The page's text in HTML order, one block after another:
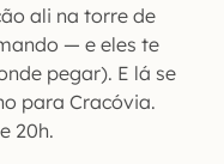
ali na torre de
— e eles te
pegar). E lá se
para Cracóvia.
20h.